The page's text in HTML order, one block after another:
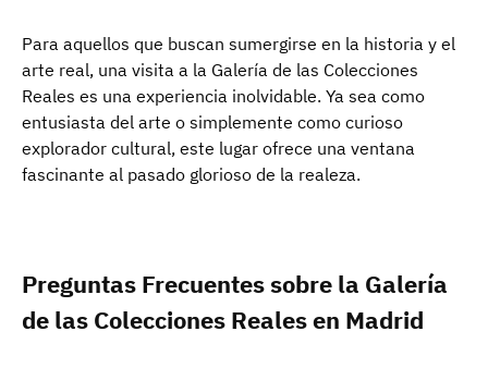
Para aquellos que buscan sumergirse en la historia y el
arte real, una visita a la Galería de las Colecciones
Reales es una experiencia inolvidable. Ya sea como
entusiasta del arte o simplemente como curioso
explorador cultural, este lugar ofrece una ventana
fascinante al pasado glorioso de la realeza.
Preguntas Frecuentes sobre la Galería
de las Colecciones Reales en Madrid